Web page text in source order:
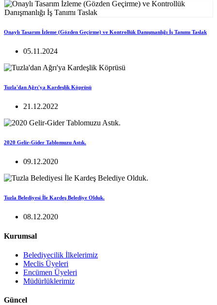
Onaylı Tasarım İzleme (Gözden Geçirme) ve Kontrollük Danışmanlığı İş Tanımı Taslak
05.11.2024
Tuzla'dan Ağrı'ya Kardeşlik Köprüsü
21.12.2022
2020 Gelir-Gider Tablomuzu Astık.
09.12.2020
Tuzla Belediyesi İle Kardeş Belediye Olduk.
08.12.2020
Kurumsal
Belediyecilik İlkelerimiz
Meclis Üyeleri
Encümen Üyeleri
Müdürlüklerimiz
Güncel